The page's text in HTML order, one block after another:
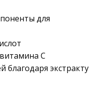
для
С
экстракту